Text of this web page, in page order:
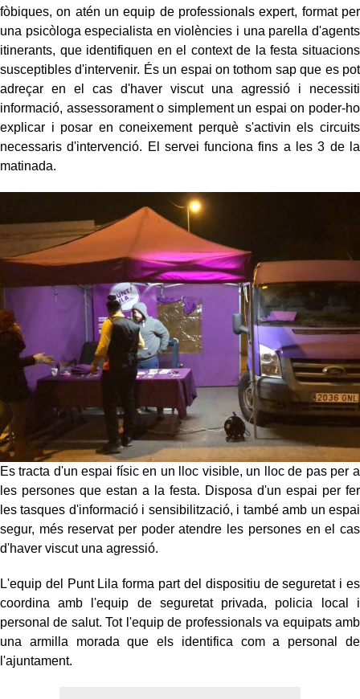
fòbiques, on atén un equip de professionals expert, format per
una psicòloga especialista en violències i una parella d'agents
itinerants, que identifiquen en el context de la festa situacions
susceptibles d'intervenir. És un espai on tothom sap que es pot
adreçar en el cas d'haver viscut una agressió i necessiti
informació, assessorament o simplement un espai on poder-ho
explicar i posar en coneixement perquè s'activin els circuits
necessaris d'intervenció. El servei funciona fins a les 3 de la
matinada.
Es tracta d'un espai físic en un lloc visible, un lloc de pas per a
les persones que estan a la festa. Disposa d'un espai per fer
les tasques d'informació i sensibilització, i també amb un espai
segur, més reservat per poder atendre les persones en el cas
d'haver viscut una agressió.
L'equip del Punt Lila forma part del dispositiu de seguretat i es
coordina amb l'equip de seguretat privada, policia local i
personal de salut. Tot l'equip de professionals va equipats amb
una armilla morada que els identifica com a personal de
l'ajuntament.